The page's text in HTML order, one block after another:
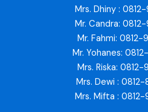
Mrs. Dhiny :
Mr. Candra:
Mr. Fahmi:
Mr. Yohanes:
Mrs. Riska:
Mrs. Dewi :
Mrs. Mifta :